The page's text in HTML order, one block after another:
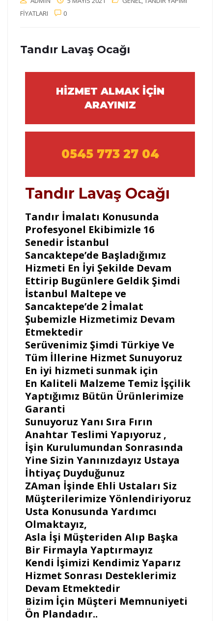
FIYATLARI
0
Tandır Lavaş Ocağı
HİZMET ALMAK İÇİN
ARAYINIZ
0545 773 27 04
Tandır Lavaş Ocağı
Tandır İmalatı Konusunda
Profesyonel Ekibimizle 16
Senedir İstanbul
Sancaktepe’de Başladığımız
Hizmeti En İyi Şekilde Devam
Ettirip Bugünlere Geldik Şimdi
İstanbul Maltepe ve
Sancaktepe’de 2 İmalat
Şubemizle Hizmetimiz Devam
Etmektedir
Serüvenimiz Şimdi Türkiye Ve
Tüm İllerine Hizmet Sunuyoruz
En iyi hizmeti sunmak için
En Kaliteli Malzeme Temiz İşçilik
Yaptığımız Bütün Ürünlerimize
Garanti
Sunuyoruz Yanı Sıra Fırın
Anahtar Teslimi Yapıyoruz ,
İşin Kurulumundan Sonrasında
Yine Sizin Yanınızdayız Ustaya
İhtiyaç Duyduğunuz
ZAman İşinde Ehli Ustaları Siz
Müşterilerimize Yönlendiriyoruz
Usta Konusunda Yardımcı
Olmaktayız,
Asla İşi Müşteriden Alıp Başka
Bir Firmayla Yaptırmayız
Kendi İşimizi Kendimiz Yaparız
Hizmet Sonrası Desteklerimiz
Devam Etmektedir
Bizim İçin Müşteri Memnuniyeti
Ön Plandadır..